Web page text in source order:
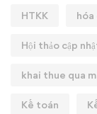
HTKK hóa
Hội thảo cập
khai thue qua
Kế toán